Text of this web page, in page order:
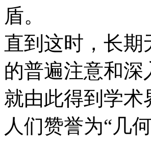
盾。
直到这时，长
的普遍注意和深
就由此得到学
人们赞誉为“几